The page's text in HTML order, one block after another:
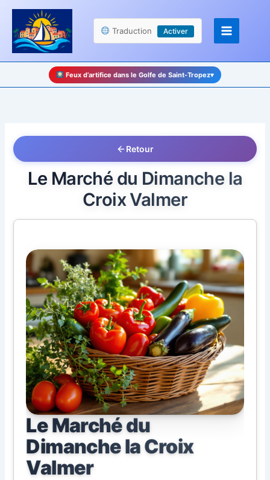
Panneau de gestion des cookies
Aller
contenu
Traduction Activer
Feux d’artifice dans le Golfe de Saint-Tropez▾
Retour
Le Marché du Dimanche la
Croix Valmer
Le Marché du
Dimanche la Croix
Valmer